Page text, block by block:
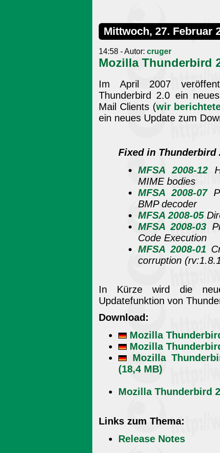
Mittwoch, 27. Februar
14:58 - Autor: cruger
Mozilla Thunderbird
Im April 2007
Thunderbird 2.0 ein
Mail Clients (wir
ein neues Update zum
Fixed in Thunderbird
MFSA 2008-12
MIME bodies
MFSA 2008-07
BMP decoder
MFSA 2008-05
MFSA 2008-03
Code Execution
MFSA 2008-01
corruption
In Kürze wird die
Updatefunktion von
Download:
Mozilla
Mozilla
Mozilla
(18,4 MB)
Mozilla Thunderbird
Links zum Thema:
Release Notes